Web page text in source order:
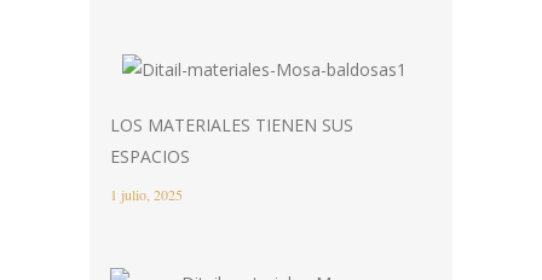
LOS MATERIALES TIENEN SUS
ESPACIOS
1 julio, 2025